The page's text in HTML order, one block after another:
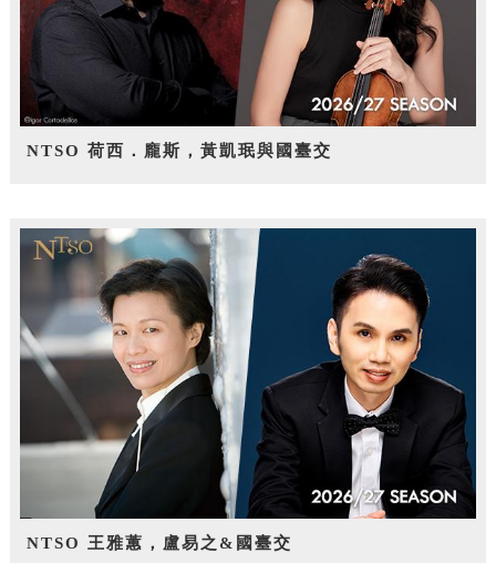
NTSO 荷西．龐斯，黃凱珉與國臺交
NTSO 王雅蕙，盧易之&國臺交